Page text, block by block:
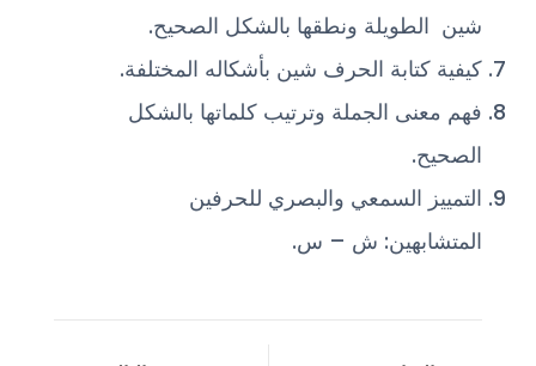
شين الطويلة ونطقها بالشكل الصحيح.
كيفية كتابة الحرف شين بأشكاله المختلفة.
فهم معنى الجملة وترتيب كلماتها بالشكل
الصحيح.
التمييز السمعي والبصري للحرفين
المتشابهين: ش – س.